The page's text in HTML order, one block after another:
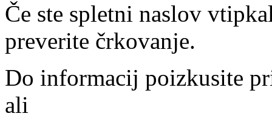
Če ste spletni naslov
preverite črkovanje.
Do informacij poizkusite
ali